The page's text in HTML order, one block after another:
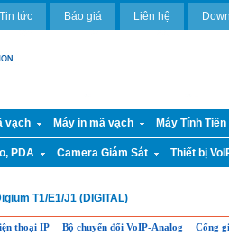
Tin tức Báo giá Liên hệ
vạch Máy in mã vạch Máy Tính
PDA Camera Giám Sát Thiết bị
T1/E1/J1 (DIGITAL)
thoại IP Bộ chuyển đổi VoIP-Analog
Cổng